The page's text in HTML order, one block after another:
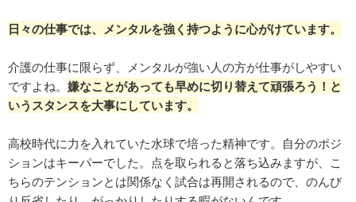
日々の仕事では、メンタルを強く持つように心がけています。
介護の仕事に限らず、メンタルが強い人の方が仕事がしやすい
ですよね。 嫌なことがあっても早めに切り替えて頑張ろう！と
いうスタンスを大事にしています。
高校時代に力を入れていた水球で培った精神です。自分のポジ
ションはキーパーでした。点を取られると落ち込みますが、こ
ちらのテンションとは関係なく試合は再開されるので、のんび